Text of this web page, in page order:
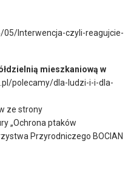
Interwencja-czyli-reagujcie-
mieszkaniową w
polecamy/dla-ludzi-i-i-dla-
ze strony
„Ochrona ptaków
Przyrodniczego BOCIAN